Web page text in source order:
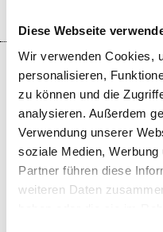
Diese Webseite
Wir verwenden Cookies,
personalisieren,
zu können und die
analysieren. Außerdem
Verwendung unserer
soziale Medien,
Partner führen diese
weiteren Daten
+
−